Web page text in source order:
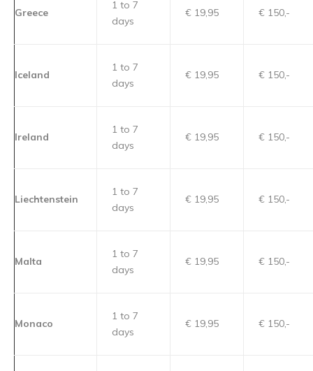
Greece
1 to 7
days
€ 19,95 € 150,-
Iceland
1 to 7
days
€ 19,95 € 150,-
Ireland
1 to 7
days
€ 19,95 € 150,-
Liechtenstein
1 to 7
days
€ 19,95 € 150,-
Malta
1 to 7
days
€ 19,95 € 150,-
Monaco
1 to 7
days
€ 19,95 € 150,-